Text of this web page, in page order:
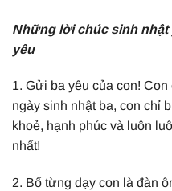
Những lời chúc sinh nhật
yêu
1. Gửi ba yêu của con!
ngày sinh nhật ba, con chỉ
khoẻ, hạnh phúc và luôn
nhất!
2. Bố từng dạy con là đàn